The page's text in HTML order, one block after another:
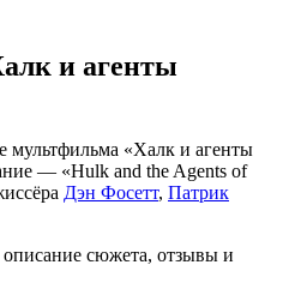
и агенты
мультфильма «Халк и агенты
— «Hulk and the Agents of
Дэн Фосетт, Патрик
сюжета, отзывы и